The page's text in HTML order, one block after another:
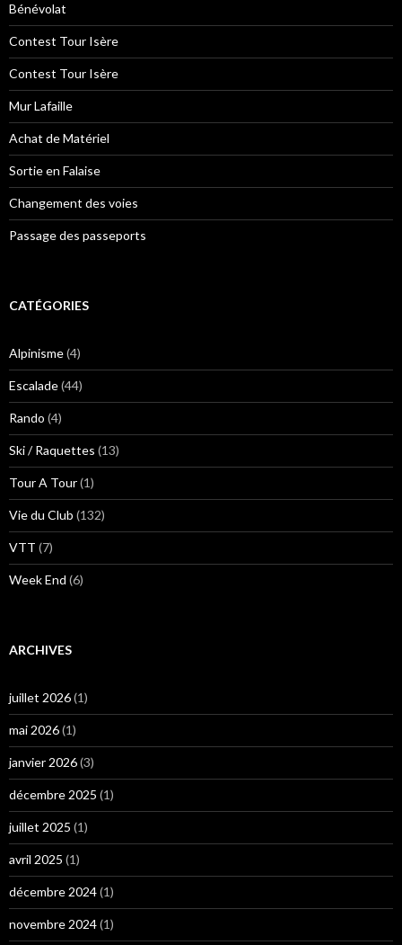
Bénévolat
Contest Tour Isère
Contest Tour Isère
Mur Lafaille
Achat de Matériel
Sortie en Falaise
Changement des voies
Passage des passeports
CATÉGORIES
Alpinisme(4)
Escalade(44)
Rando (4)
Ski / Raquettes (13)
Tour A Tour(1)
Vie du Club (132)
VTT (7)
Week End (6)
ARCHIVES
juillet 2026(1)
mai 2026(1)
janvier 2026(3)
décembre 2025 (1)
juillet 2025 (1)
avril 2025 (1)
décembre 2024(1)
novembre 2024(1)